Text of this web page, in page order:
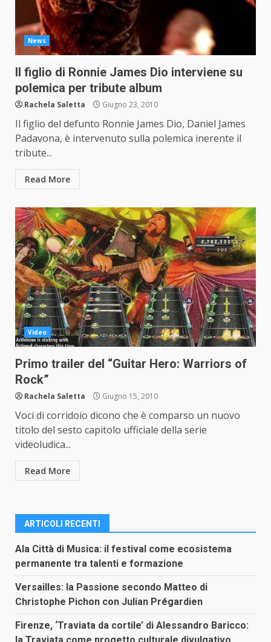
News
Il figlio di Ronnie James Dio interviene su
polemica per tribute album
Rachela Saletta Giugno 23, 2010
Il figlio del defunto Ronnie James Dio, Daniel James
Padavona, è intervenuto sulla polemica inerente il
tribute...
Read More
Video
Primo trailer del “Guitar Hero: Warriors of
Rock”
Rachela Saletta Giugno 15, 2010
Voci di corridoio dicono che è comparso un nuovo
titolo del sesto capitolo ufficiale della serie
videoludica...
Read More
ARTICOLI RECENTI
Ala Città di Musica: il festival come ecosistema
permanente tra talenti e formazione
Versailles: la Passione secondo Matteo di
Christophe Pichon con Julian Prégardien
Firenze, ‘Traviata da cortile’ di Alessandro Baricco: